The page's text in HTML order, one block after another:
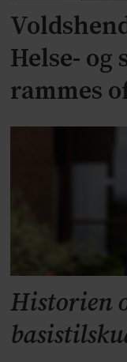
Helse- og
rammes
Historien